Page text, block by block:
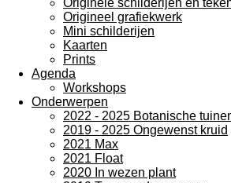
Originele schilderijen en
Origineel grafiekwerk
Mini schilderijen
Kaarten
Prints
Agenda
Workshops
Onderwerpen
2022 - 2025 Botanische
2019 - 2025 Ongewenst kruid
2021 Max
2021 Float
2020 In wezen plant